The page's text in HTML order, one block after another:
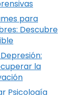
para
Descubre
la
Psicología